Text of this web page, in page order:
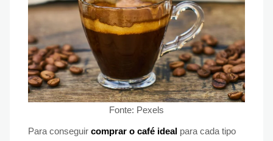
Fonte: Pexels
Para conseguir comprar o café ideal para cada tipo